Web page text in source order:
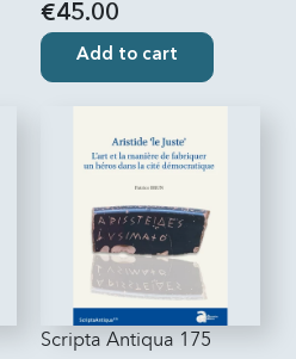
€45.00
Add to cart
Scripta Antiqua 175